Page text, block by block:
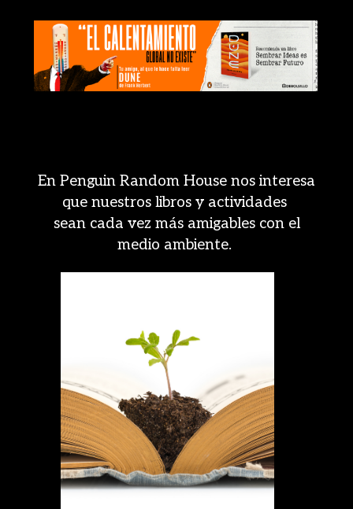
En Penguin Random House nos interesa
que nuestros libros y actividades
sean cada vez más amigables con el
medio ambiente.